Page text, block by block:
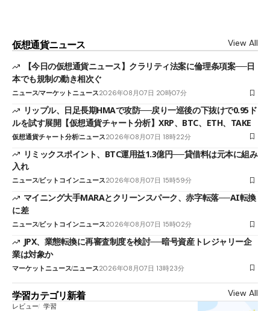
仮想通貨ニュース View All
【今日の仮想通貨ニュース】クラリティ法案に倫理条項案──日
本でも規制の動き相次ぐ
ニュースマーケットニュース2026年08月07日 20時07分
リップル、日足長期HMAで攻防──戻り一巡後の下抜けで0.95ド
ルを試す展開【仮想通貨チャート分析】XRP、BTC、ETH、TAKE
仮想通貨チャート分析ニュース2026年08月07日 18時22分
リミックスポイント、BTC運用益1.3億円──貸借料は元本に組み
入れ
ニュースビットコインニュース2026年08月07日 15時59分
マイニング大手MARAとクリーンスパーク、赤字転落──AI転換
に差
ニュースビットコインニュース2026年08月07日 15時02分
JPX、業態転換に再審査制度を検討──暗号資産トレジャリー企
業は対象か
マーケットニュースニュース2026年08月07日 13時23分
学習カテゴリ新着 View All
レビュー 学習